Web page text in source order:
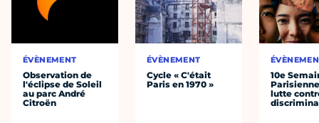
ÉVÈNEMENT
Observation de
l'éclipse de Soleil
au parc André
Citroën
ÉVÈNEMENT
Cycle « C'était
Paris en 1970 »
10e
lutte